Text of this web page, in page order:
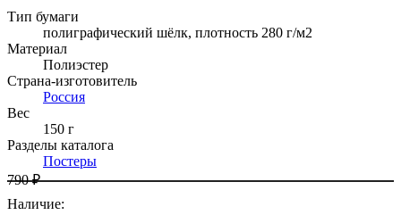
Тип бумаги
полиграфический шёлк, плотность 280 г/м2
Материал
Полиэстер
Страна-изготовитель
Россия
Вес
150 г
Разделы каталога
Постеры
790 ₽
Наличие: